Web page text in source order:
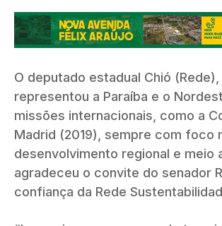
O deputado estadual Chió (Rede),
representou a Paraíba e o
missões internacionais, como a
Madrid (2019), sempre com foco
desenvolvimento regional e meio
agradeceu o convite do senador
confiança da Rede